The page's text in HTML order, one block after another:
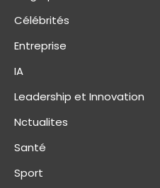
Célébrités
Entreprise
IA
Leadership et Innovation
Nctualites
Santé
Sport